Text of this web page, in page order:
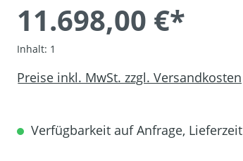
11.698,00 €*
Inhalt: 1
Preise inkl. MwSt. zzgl. Versandkosten
Verfügbarkeit auf Anfrage, Lieferzeit